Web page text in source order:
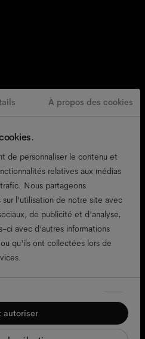
À propos des cookies
de personnaliser le contenu et
relatives aux médias
Nous partageons
l'utilisation de notre site avec
de publicité et d'analyse,
ci avec d'autres informations
qu'ils ont collectées lors de
autoriser